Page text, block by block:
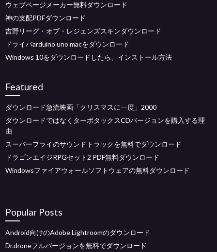
ウェブページメーカー無料ダウンロード
神の支配PDFダウンロード
吉野リーグ・オブ・レジェンズスキンダウンロード
ドライバarduino uno macをダウンロード
Windows 10をダウンロードしたら、インストール方法
Featured
ダウンロード急流映画「クリスマスに一度」2000
ダウンロードではなくターボタックスCDバージョンを購入する理
由
スーパーフライのサウンドトラックを無料でダウンロード
ドラゴンエイジRPGセット2 PDF無料ダウンロード
Windowsファイアウォールソフトウェアの無料ダウンロード
Popular Posts
Android向けのAdobe Lightroomのダウンロード
Dr.droneフルバージョンを無料でダウンロード